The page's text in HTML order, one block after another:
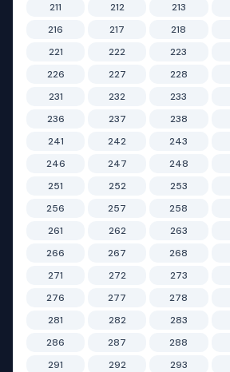
211
212 213
216
217 218
221
222 223
226
227 228
231
232 233
236
237 238
241
242 243
246
247 248
251
252 253
256
257 258
261
262 263
266
267 268
271
272 273
276
277 278
281
282 283
286
287 288
291
292 293